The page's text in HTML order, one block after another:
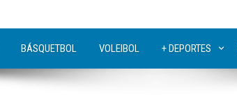
BÁSQUETBOL VOLEIBOL + DEPORTES